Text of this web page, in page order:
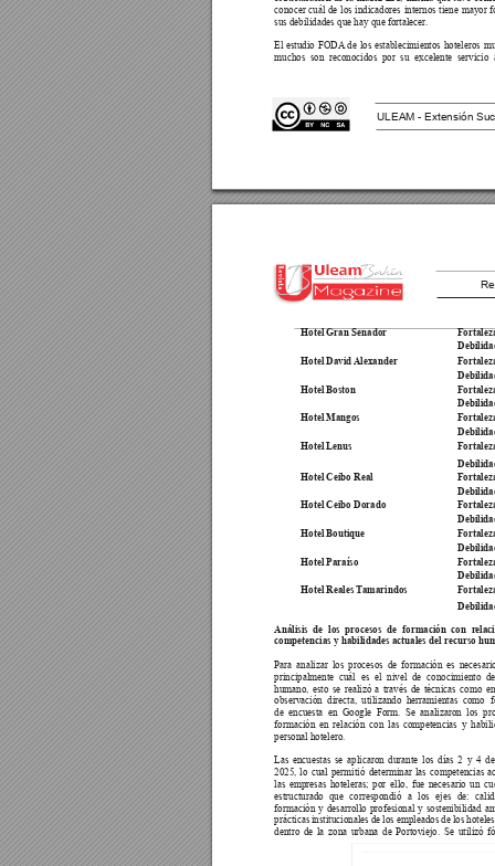
ULEAM - Extensión
conocer cuál de los indicadores internos tiene mayor
sus debilidades que hay que fortalecer.
El estudio FODA de los establecimientos hoteleros
muchos son reconocidos por su excelente
Hotel Gran Senador
Hotel David Alexander
Hotel Boston
Hotel Mangos
Hotel Lenus
Hotel Ceibo Real
Hotel Ceibo Dorado
Hotel Boutique
Hotel Paraíso
Hotel Reales Tamarindos
Análisis de los procesos de formación con r
competencias y habilidades actuales del recurso
Para analizar los procesos de formación es
principalmente cuál es el nivel de conocimiento
humano, esto se realizó a través de técnicas como
observación directa, utilizando herramientas como
de encuesta en Google Form. Se analizaron los
formación en relación con las competencias y
personal hotelero.
Las encuestas se aplicaron durante los días 2 y 4
2025, lo cual permitió determinar las competencias
las empresas hoteleras; por ello, fue necesario un
estructurado que correspondió a los ejes de:
formación y desarrollo profesional y sostenibilidad
prácticas institucionales de los empleados de los
dentro de la zona urbana de Portoviejo. Se utilizó